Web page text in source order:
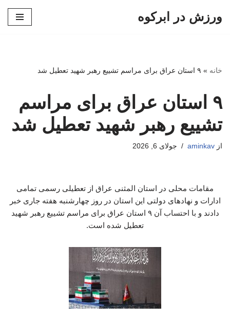
ورزش در ابرکوه
خانه » ۹ استان عراق برای مراسم تشییع رهبر شهید تعطیل شد
۹ استان عراق برای مراسم
تشییع رهبر شهید تعطیل شد
از aminkav جولای 6, 2026
مقامات محلی در استان المثنی عراق از تعطیلی رسمی تمامی
ادارات و نهادهای دولتی این استان در روز چهارشنبه هفته جاری خبر
دادند و با احتساب آن ۹ استان عراق برای مراسم تشییع رهبر شهید
تعطیل شده است.